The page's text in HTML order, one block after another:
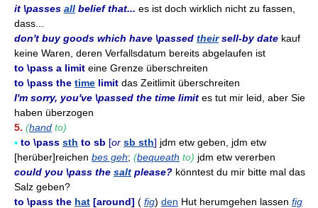
it \passes all belief that... es ist doch wirklich nicht zu fassen,
dass...
don't buy goods which have \passed theirsell-by date kauf
keine Waren, deren Verfallsdatum bereits abgelaufen ist
to \pass a limit eine Grenze überschreiten
to \pass the time limit das Zeitlimit überschreiten
I'm sorry, you've \passed the time limit es tut mir leid, aber Sie
haben überzogen
5. (hand to)
▪ to \pass sth to sb [or sb sth] jdm etw geben, jdm etw
[herüber]reichen bes geh; (bequeath to) jdm etw vererben
could you \pass the salt please? könntest du mir bitte mal das
Salz geben?
to \pass the hat [around] ( fig) den Hut herumgehen lassen fig